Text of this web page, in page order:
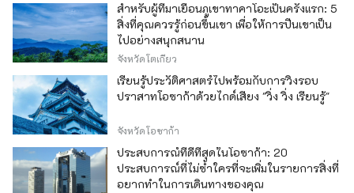
สำหรับผู้ที่มาเยือนภูเขาทาคาโอะเป็นครั้งแรก: 5
สิ่งที่คุณควรรู้ก่อนขึ้นเขา เพื่อให้การปีนเขาเป็น
ไปอย่างสนุกสนาน
จังหวัดโตเกียว
เรียนรู้ประวัติศาสตร์ไปพร้อมกับการวิ่งรอบ
ปราสาทโอซาก้าด้วยไกด์เสียง "วิ่ง วิ่ง เรียนรู้"
จังหวัดโอซาก้า
ประสบการณ์ที่ดีที่สุดในโอซาก้า: 20
ประสบการณ์ที่ไม่ซ้ำใครที่จะเพิ่มในรายการสิ่งที่
อยากทำในการเดินทางของคุณ